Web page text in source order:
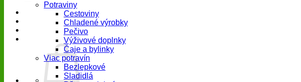
Potraviny
Cestoviny
Chladené výrobky
Pečivo
Výživové doplnky
Čaje a bylinky
Viac potravín
Bezlepkové
Sladidlá